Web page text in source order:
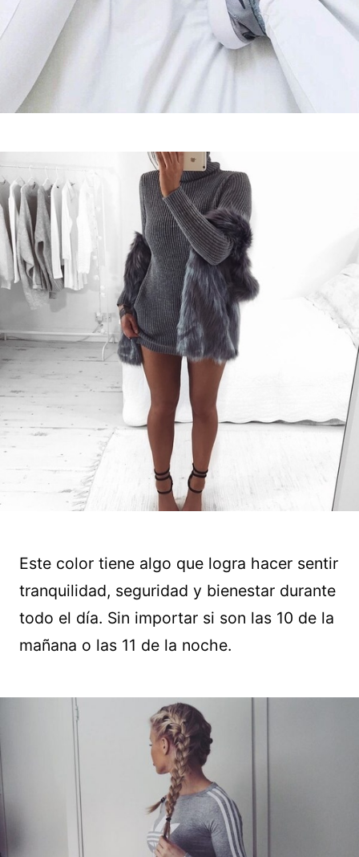
Este color tiene algo que logra hacer sentir
tranquilidad, seguridad y bienestar durante
todo el día. Sin importar si son las 10 de la
mañana o las 11 de la noche.